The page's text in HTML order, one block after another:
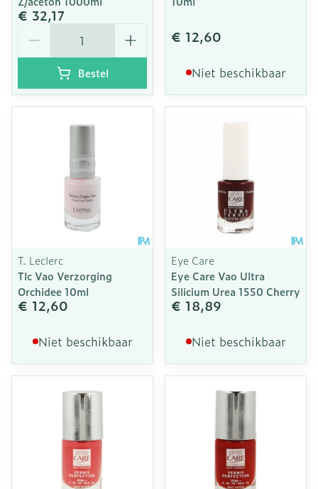
€ 32,17
Bestel
€ 12,60
Niet beschikbaar
T. Leclerc
Tlc Vao Verzorging
Orchidee 10ml
€ 12,60
Niet beschikbaar
Eye Care
Eye Care Vao Ultra
Silicium Urea 1550 Cherry
€ 18,89
Niet beschikbaar